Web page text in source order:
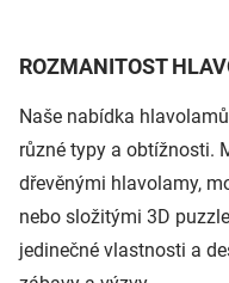
ROZMANITOST
Naše nabídka
různé typy a obtížnosti.
dřevěnými hlavolamy,
nebo složitými 3D
jedinečné vlastnosti a